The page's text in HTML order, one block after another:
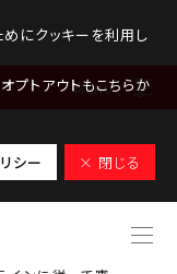
にクッキーを利用し
プトアウトもこちらか
シー × 閉じる
て
れる場合は、
承諾のうえ申
MENU